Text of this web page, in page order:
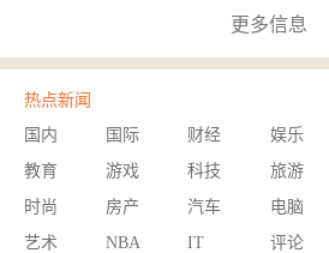
更多信息
热点新闻
国内 国际 财经 娱乐
教育
游戏 科技 旅游
时尚
房产 汽车 电脑
艺术
NBA IT 评论